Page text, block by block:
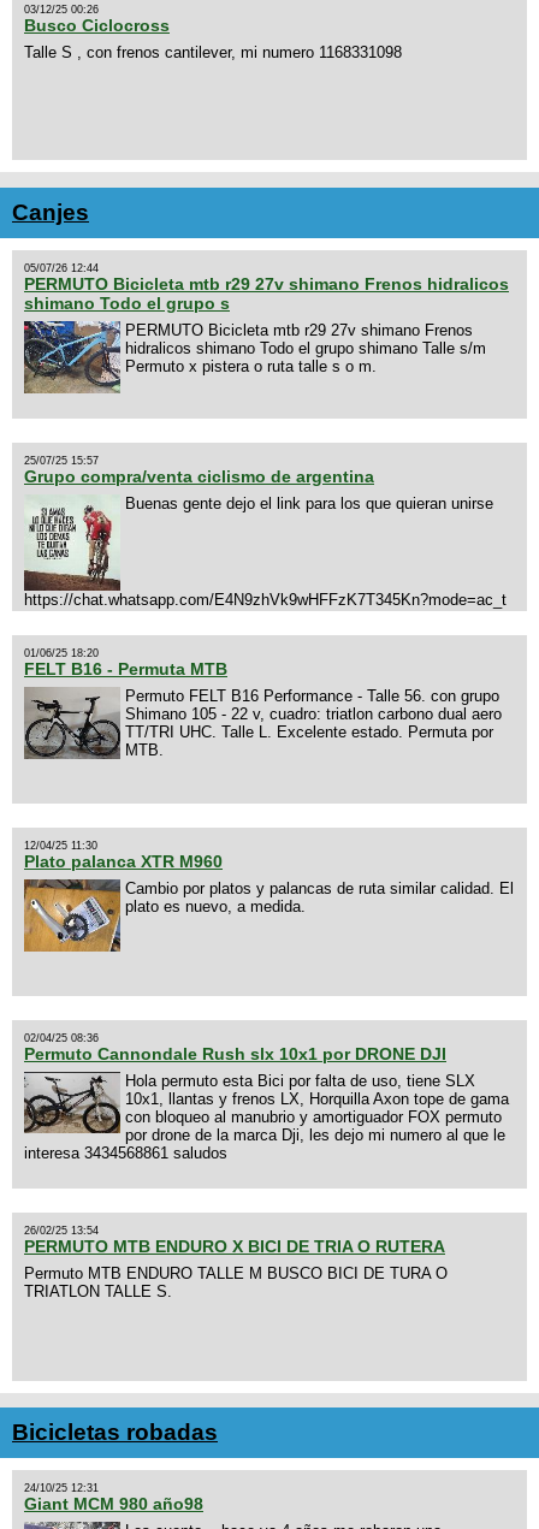
03/12/25 00:26
Busco Ciclocross
Talle S , con frenos cantilever, mi numero 1168331098
Canjes
05/07/26 12:44
PERMUTO Bicicleta mtb r29 27v shimano Frenos hidralicos
shimano Todo el grupo s
PERMUTO Bicicleta mtb r29 27v shimano Frenos
hidralicos shimano Todo el grupo shimano Talle s/m
Permuto x pistera o ruta talle s o m.
25/07/25 15:57
Grupo compra/venta ciclismo de argentina
Buenas gente dejo el link para los que quieran unirse
https://chat.whatsapp.com/E4N9zhVk9wHFFzK7T345Kn?mode=ac_t
01/06/25 18:20
FELT B16 - Permuta MTB
Permuto FELT B16 Performance - Talle 56. con grupo
Shimano 105 - 22 v, cuadro: triatlon carbono dual aero
TT/TRI UHC. Talle L. Excelente estado. Permuta por
MTB.
12/04/25 11:30
Plato palanca XTR M960
Cambio por platos y palancas de ruta similar calidad. El
plato es nuevo, a medida.
02/04/25 08:36
Permuto Cannondale Rush slx 10x1 por DRONE DJI
Hola permuto esta Bici por falta de uso, tiene SLX
10x1, llantas y frenos LX, Horquilla Axon tope de gama
con bloqueo al manubrio y amortiguador FOX permuto
por drone de la marca Dji, les dejo mi numero al que le
interesa 3434568861 saludos
26/02/25 13:54
PERMUTO MTB ENDURO X BICI DE TRIA O RUTERA
Permuto MTB ENDURO TALLE M BUSCO BICI DE TURA O
TRIATLON TALLE S.
Bicicletas robadas
24/10/25 12:31
Giant MCM 980 año98